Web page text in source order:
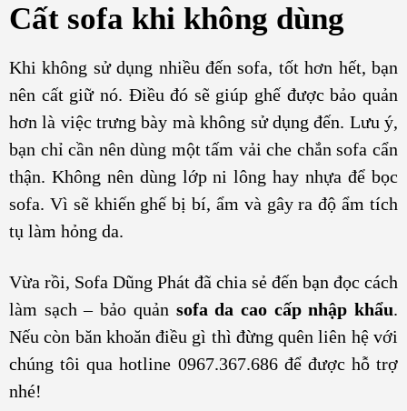
Cất sofa khi không dùng
Khi không sử dụng nhiều đến sofa, tốt hơn hết, bạn
nên cất giữ nó. Điều đó sẽ giúp ghế được bảo quản
hơn là việc trưng bày mà không sử dụng đến. Lưu ý,
bạn chỉ cần nên dùng một tấm vải che chắn sofa cẩn
thận. Không nên dùng lớp ni lông hay nhựa để bọc
sofa. Vì sẽ khiến ghế bị bí, ẩm và gây ra độ ẩm tích
tụ làm hỏng da.
Vừa rồi, Sofa Dũng Phát đã chia sẻ đến bạn đọc cách
làm sạch – bảo quản sofa da cao cấp nhập khẩu.
Nếu còn băn khoăn điều gì thì đừng quên liên hệ với
chúng tôi qua hotline 0967.367.686 để được hỗ trợ
nhé!